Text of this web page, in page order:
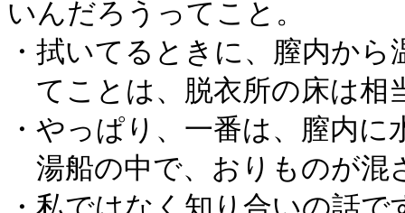
いんだろうってこと。
・拭いてるときに、膣内か
てことは、脱衣所の床は相
・やっぱり、一番は、膣内
湯船の中で、おりものが混